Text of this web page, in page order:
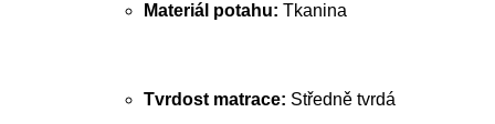
Materiál potahu: Tkanina
Tvrdost matrace: Středně tvrdá